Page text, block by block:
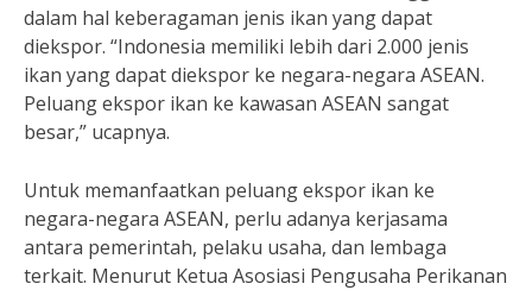
dalam hal keberagaman jenis ikan yang dapat
diekspor. “Indonesia memiliki lebih dari 2.000 jenis
ikan yang dapat diekspor ke negara-negara ASEAN.
Peluang ekspor ikan ke kawasan ASEAN sangat
besar,” ucapnya.
Untuk memanfaatkan peluang ekspor ikan ke
negara-negara ASEAN, perlu adanya kerjasama
antara pemerintah, pelaku usaha, dan lembaga
terkait. Menurut Ketua Asosiasi Pengusaha Perikanan